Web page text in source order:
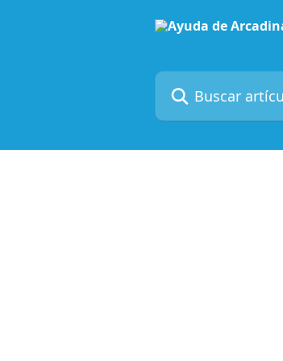
Buscar artículos...